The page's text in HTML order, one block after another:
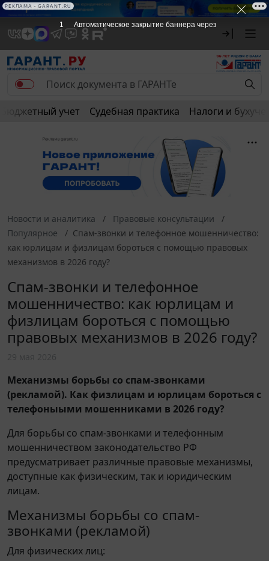
Бюджетный учет Судебная практика Налоги и
Новости и аналитика
Правовые консультации
Популярное
Cпам-звонки и телефонное мошенничество:
как юрлицам и физлицам бороться с помощью правовых
механизмов в 2026 году?
Cпам-звонки и телефонное
мошенничество: как юрлицам и
физлицам бороться с помощью
правовых механизмов в 2026 году?
Механизмы борьбы со спам-звонками
(рекламой). Как физлицам и юрлицам бороться с
телефоныыми мошенниками в 2026 году?
Для борьбы со спам-звонками и телефонным
мошенничеством законодательство РФ
предусматривает различные правовые механизмы,
доступные как физическим, так и юридическим
лицам.
Механизмы борьбы со спам-
звонками (рекламой)
Для физических лиц:
1 Автоматическое закрытие баннера через
РЕКЛАМА • GARANT.RU